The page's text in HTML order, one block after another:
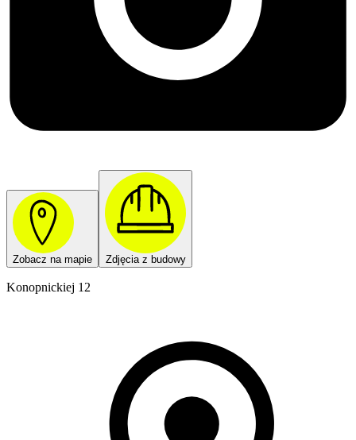
Zobacz na mapie Zdjęcia z budowy
Konopnickiej 12